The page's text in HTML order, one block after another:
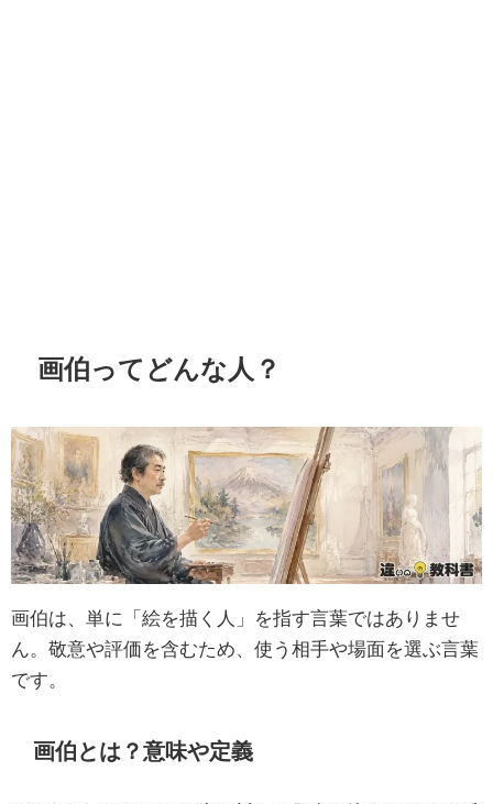
画伯ってどんな人？
画伯は、単に「絵を描く人」を指す言葉ではありませ
ん。敬意や評価を含むため、使う相手や場面を選ぶ言葉
です。
画伯とは？意味や定義